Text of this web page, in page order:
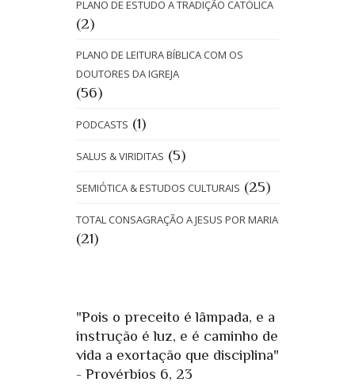
PLANO DE ESTUDO A TRADIÇÃO CATÓLICA
(2)
PLANO DE LEITURA BÍBLICA COM OS
DOUTORES DA IGREJA
(56)
PODCASTS (1)
SALUS & VIRIDITAS (5)
SEMIÓTICA & ESTUDOS CULTURAIS (25)
TOTAL CONSAGRAÇÃO A JESUS POR MARIA
(21)
"Pois o preceito é lâmpada, e a
instrução é luz, e é caminho de
vida a exortação que disciplina"
- Provérbios 6, 23